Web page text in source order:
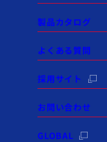
製品カタログ
よくある質問
採用サイト
お問い合わせ
GLOBAL